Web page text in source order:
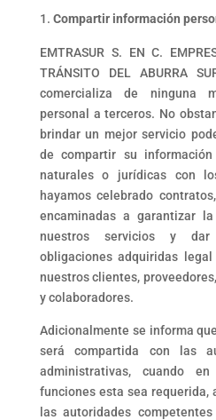
Compartir información
EMTRASUR S. EN C.
TRÁNSITO DEL ABURRA
comercializa de ninguna
personal a terceros. No
brindar un mejor servicio
de compartir su
naturales o jurídicas con
hayamos celebrado
encaminadas a garantizar
nuestros servicios y
obligaciones adquiridas
nuestros clientes,
y colaboradores.
Adicionalmente se informa
será compartida con las
administrativas, cuando
funciones esta sea requerida,
las autoridades